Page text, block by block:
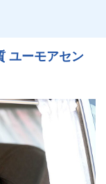
ユーモアセン